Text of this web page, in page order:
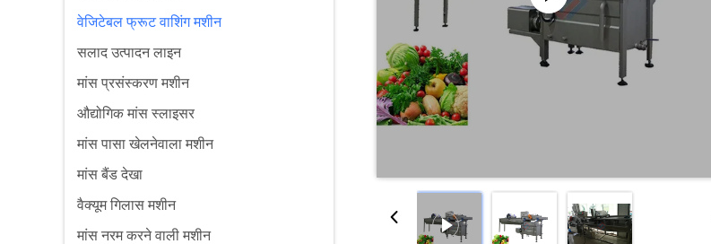
वेजिटेबल फ्रूट वाशिंग मशीन
सलाद उत्पादन लाइन
मांस प्रसंस्करण मशीन
औद्योगिक मांस स्लाइसर
मांस पासा खेलनेवाला मशीन
मांस बैंड देखा
वैक्यूम गिलास मशीन
मांस नरम करने वाली मशीन